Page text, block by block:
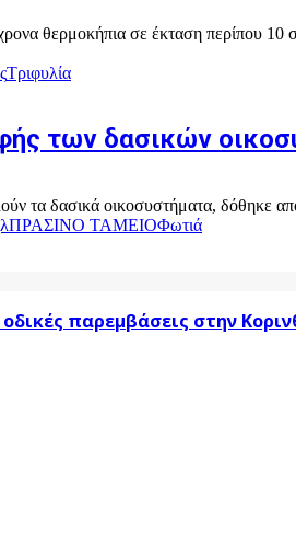
θερμοκήπια σε έκταση
Τριφυλία
των δασικών
τα δασικά οικοσυστήματα, δόθηκε
ΠΡΑΣΙΝΟ ΤΑΜΕΙΟΦωτιά
παρεμβάσεις στην